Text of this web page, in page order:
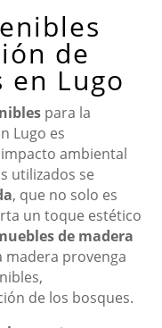
de
en Lugo
para la
Lugo es
ambiental
utilizados se
, que no solo es
un toque estético
de madera
madera provenga
de los bosques.